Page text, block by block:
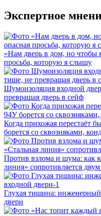
Экспертное
«Нам дверь в дом, но чтобы
просьба, которую я слышу
Шумоизоляция входной
превращая дверь в сейф
Когда прихожая перестаёт
борется со сквозняками,
Против взлома и шума: как
линия» сопротивляется двум
Глухая тишина:
двери